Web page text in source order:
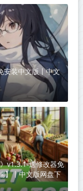
装中文版丨中文
v1.3.1-送修改器免
】丨中文版网盘下